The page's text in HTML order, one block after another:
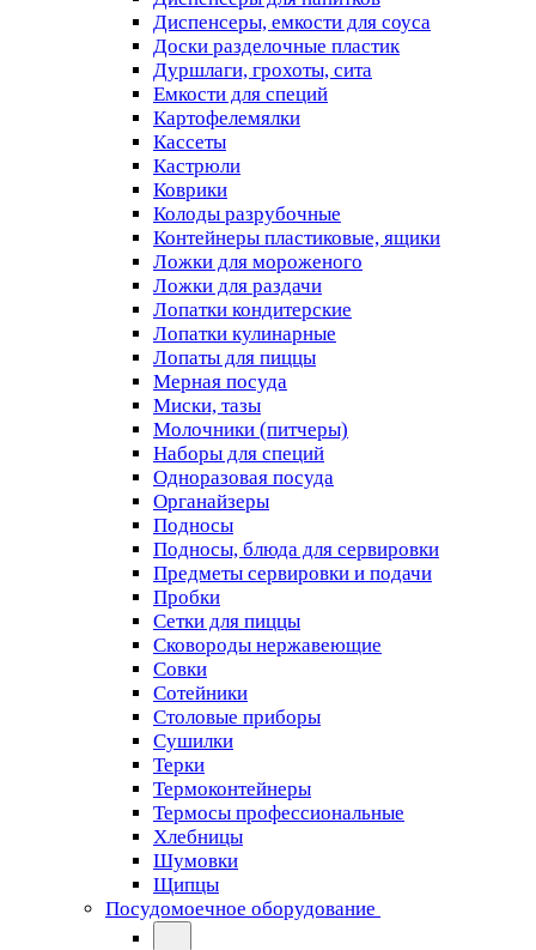
Диспенсеры, емкости для соуса
Доски разделочные пластик
Дуршлаги, грохоты, сита
Емкости для специй
Картофелемялки
Кассеты
Кастрюли
Коврики
Колоды разрубочные
Контейнеры пластиковые, ящики
Ложки для мороженого
Ложки для раздачи
Лопатки кондитерские
Лопатки кулинарные
Лопаты для пиццы
Мерная посуда
Миски, тазы
Молочники (питчеры)
Наборы для специй
Одноразовая посуда
Органайзеры
Подносы
Подносы, блюда для сервировки
Предметы сервировки и подачи
Пробки
Сетки для пиццы
Сковороды нержавеющие
Совки
Сотейники
Столовые приборы
Сушилки
Терки
Термоконтейнеры
Термосы профессиональные
Хлебницы
Шумовки
Щипцы
Посудомоечное оборудование